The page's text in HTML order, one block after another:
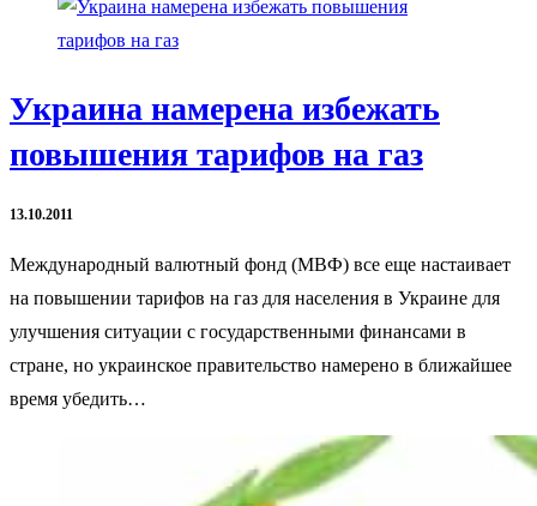
Украина намерена избежать
повышения тарифов на газ
13.10.2011
Международный валютный фонд (МВФ) все еще настаивает
на повышении тарифов на газ для населения в Украине для
улучшения ситуации с государственными финансами в
стране, но украинское правительство намерено в ближайшее
время убедить…